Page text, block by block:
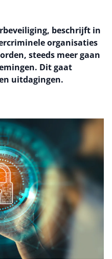
beschrijft in
organisaties
steeds meer gaan
Dit gaat
uitdagingen.